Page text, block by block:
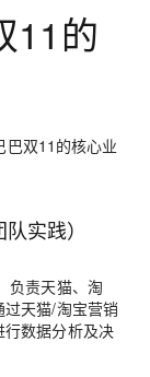
11的
巴双11的核心业
实践）
负责天猫、淘
过天猫/淘宝营销
数据分析及决